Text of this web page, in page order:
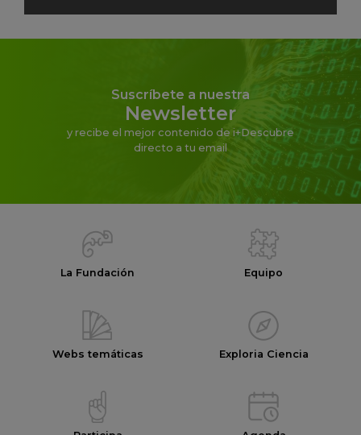
Suscríbete a nuestra
Newsletter
y recibe el mejor contenido de i+Descubre
directo a tu email
La Fundación Equipo
Webs temáticas Exploria Ciencia